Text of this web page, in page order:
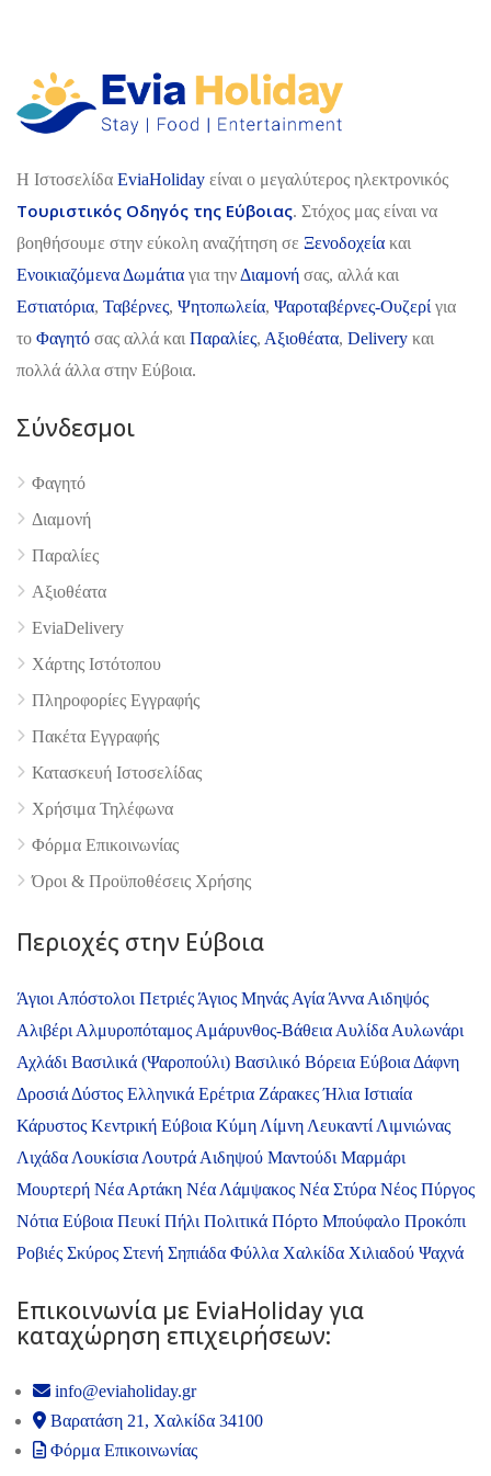
H Ιστοσελίδα EviaHoliday είναι ο μεγαλύτερος ηλεκτρονικός
Τουριστικός Οδηγός της Εύβοιας. Στόχος μας είναι να
βοηθήσουμε στην εύκολη αναζήτηση σε Ξενοδοχεία και
Ενοικιαζόμενα Δωμάτια για την Διαμονή σας, αλλά και
Εστιατόρια, Ταβέρνες, Ψητοπωλεία, Ψαροταβέρνες-Ουζερί για
το Φαγητό σας αλλά και Παραλίες, Αξιοθέατα, Delivery και
πολλά άλλα στην Εύβοια.
Σύνδεσμοι
Φαγητό
Διαμονή
Παραλίες
Αξιοθέατα
EviaDelivery
Χάρτης Ιστότοπου
Πληροφορίες Εγγραφής
Πακέτα Εγγραφής
Κατασκευή Ιστοσελίδας
Χρήσιμα Τηλέφωνα
Φόρμα Επικοινωνίας
Όροι & Προϋποθέσεις Xρήσης
Περιοχές στην Εύβοια
Άγιοι Απόστολοι Πετριές Άγιος Μηνάς Αγία Άννα Αιδηψός
Αλιβέρι Αλμυροπόταμος Αμάρυνθος-Βάθεια Αυλίδα Αυλωνάρι
Αχλάδι Βασιλικά (Ψαροπούλι) Βασιλικό Βόρεια Εύβοια Δάφνη
Δροσιά Δύστος Ελληνικά Ερέτρια ΖάρακεςΉλια Ιστιαία
Κάρυστος Κεντρική Εύβοια Κύμη Λίμνη Λευκαντί Λιμνιώνας
Λιχάδα Λουκίσια Λουτρά Αιδηψού Μαντούδι Μαρμάρι
Μουρτερή Νέα Αρτάκη Νέα Λάμψακος Νέα Στύρα Νέος Πύργος
Νότια Εύβοια Πευκί Πήλι Πολιτικά Πόρτο Μπούφαλο Προκόπι
Ροβιές Σκύρος Στενή Σηπιάδα Φύλλα Χαλκίδα Χιλιαδού Ψαχνά
Επικοινωνία με ΕviaHoliday για
καταχώρηση επιχειρήσεων:
info@eviaholiday.gr
Βαρατάση 21, Χαλκίδα 34100
Φόρμα Επικοινωνίας